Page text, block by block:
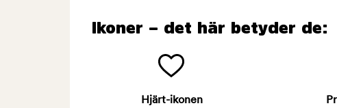
Ikoner – det här betyder de:
Hjärt-ikonen